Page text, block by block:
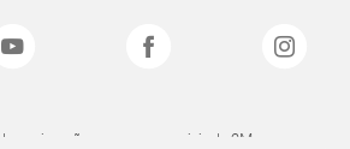
a cima são marcas comerciais da 3M.